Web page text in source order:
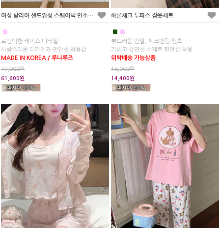
여성 탈리아 샌드워싱 스퀘어넥 민소매 원피스 잠옷
■
로맨틱한 레이스 디테일
사랑스러운 디자인과 편안한 착용감
MADE IN KOREA / 루나루즈
77,000원
61,600원
하론체크 투피스 잠옷세트
■ ■
부드러운 반팔, 체크밴딩 팬츠
가볍고 유연한 소재로 편안한 착용
위탁배송 가능상품
18,000원
14,400원